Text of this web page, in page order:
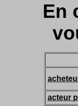
En
acteur